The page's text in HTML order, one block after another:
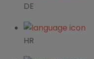
DE
HR